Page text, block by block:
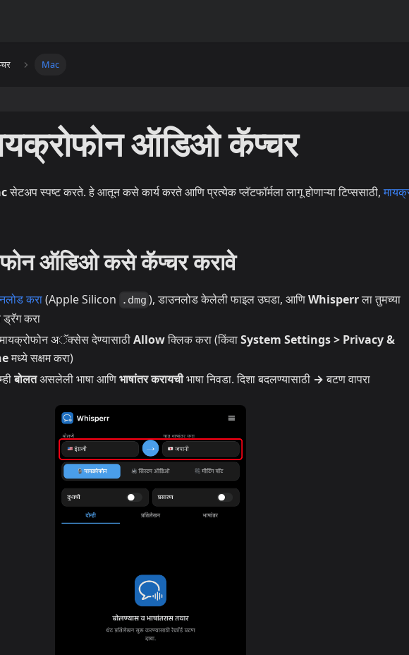
Mac
ऑडिओ कॅप्चर
सेटअप स्पष्ट करते. हे आतून कसे कार्य करते आणि प्रत्येक प्लॅटफॉर्मला लागू होणाऱ्या टिप्ससाठी,
ऑडिओ कसे कॅप्चर करावे
करा(Apple Silicon .dmg ), डाउनलोड केलेली फाइल उघडा, आणिWhisperrला तुमच्या
ड्रॅग करा
अॅक्सेस देण्यासाठीAllowक्लिक करा (किंवाSystem Settings > Privacy &
मध्ये सक्षम करा)
बोलतअसलेली भाषा आणिभाषांतर करायचीभाषा निवडा. दिशा बदलण्यासाठी →बटण वापरा